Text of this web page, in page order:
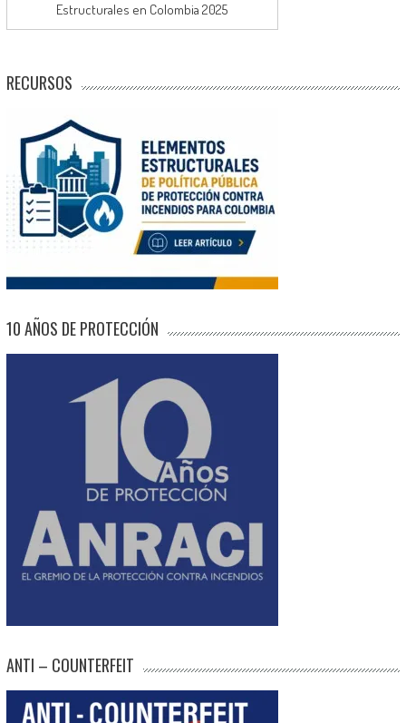
Estructurales en Colombia 2025
RECURSOS
10 AÑOS DE PROTECCIÓN
ANTI – COUNTERFEIT